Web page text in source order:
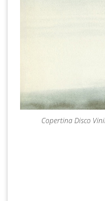
Copertina Disco